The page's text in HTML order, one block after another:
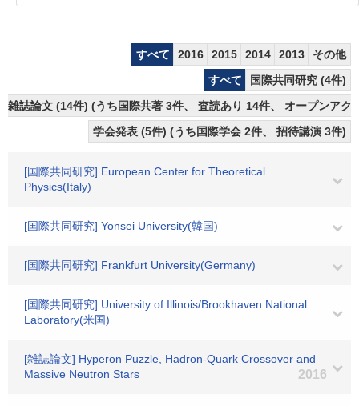
すべて 2016 2015 2014 2013
その他
すべて
国際共同研究 (4件)
雑誌論文 (14件) (うち国際共著 3件、 査読あり 14件、 オープンアク
学会発表 (5件) (うち国際学会 2件、 招待講演 3件)
[国際共同研究] European Center for Theoretical
Physics(Italy)
[国際共同研究] Yonsei University(韓国)
[国際共同研究] Frankfurt University(Germany)
[国際共同研究] University of Illinois/Brookhaven National
Laboratory(米国)
[雑誌論文] Hyperon Puzzle, Hadron-Quark Crossover and
Massive Neutron Stars
2016